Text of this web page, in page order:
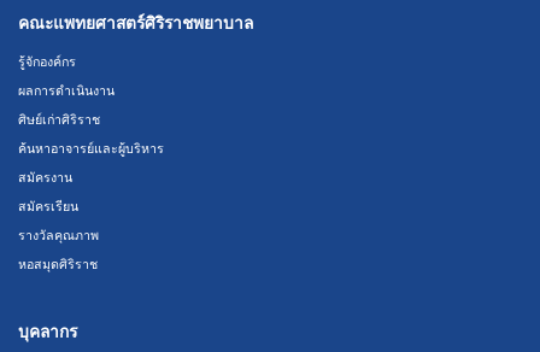
คณะแพทยศาสตร์ศิริราชพยาบาล
รู้จักองค์กร
ผลการดำเนินงาน
ศิษย์เก่าศิริราช
ค้นหาอาจารย์และผู้บริหาร
สมัครงาน
สมัครเรียน
รางวัลคุณภาพ
หอสมุดศิริราช
บุคลากร